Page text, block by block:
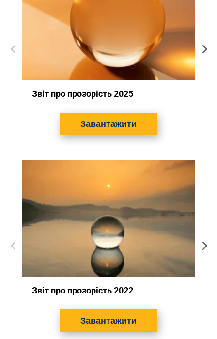
Звіт про прозорість 2025
Завантажити
Звіт про прозорість 2022
Завантажити